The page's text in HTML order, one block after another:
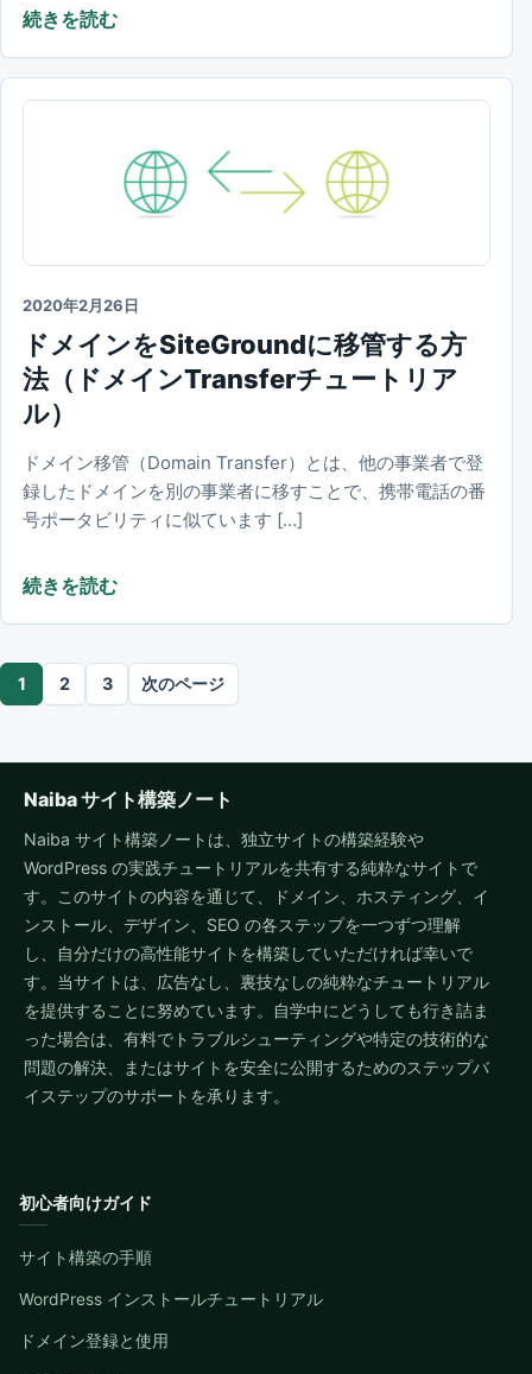
続きを読む
2020年2月26日
ドメインをSiteGroundに移管する方
法（ドメインTransferチュートリア
ル）
ドメイン移管（Domain Transfer）とは、他の事業者で登
録したドメインを別の事業者に移すことで、携帯電話の番
号ポータビリティに似ています […]
続きを読む
記事のページネーション
1 2 3 次のページ
Naiba サイト構築ノート
Naiba サイト構築ノートは、独立サイトの構築経験や
WordPress の実践チュートリアルを共有する純粋なサイトで
す。このサイトの内容を通じて、ドメイン、ホスティング、イ
ンストール、デザイン、SEO の各ステップを一つずつ理解
し、自分だけの高性能サイトを構築していただければ幸いで
す。当サイトは、広告なし、裏技なしの純粋なチュートリアル
を提供することに努めています。自学中にどうしても行き詰ま
った場合は、有料でトラブルシューティングや特定の技術的な
問題の解決、またはサイトを安全に公開するためのステップバ
イステップのサポートを承ります。
初心者向けガイド
サイト構築の手順
WordPress インストールチュートリアル
ドメイン登録と使用